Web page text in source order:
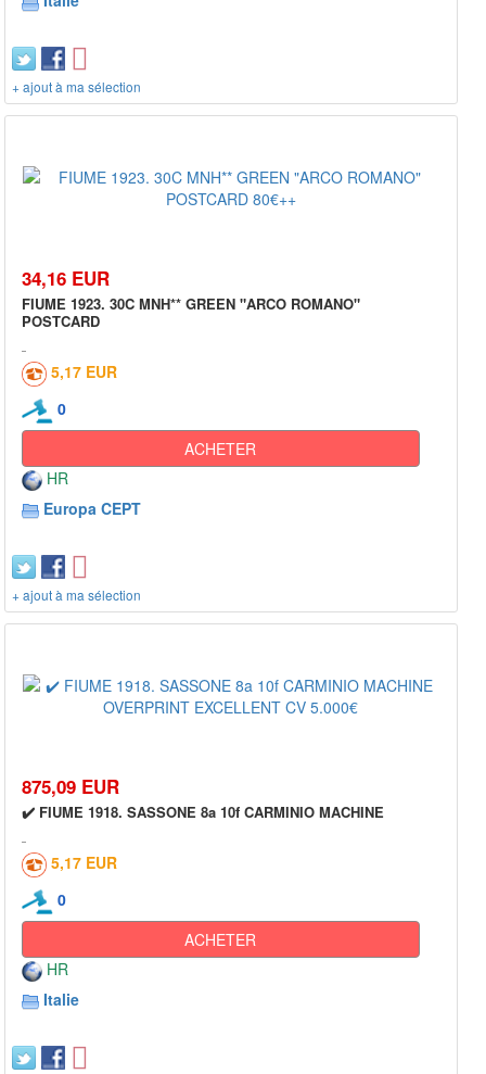
+ ajout à ma sélection
34,16 EUR
FIUME 1923. 30C MNH** GREEN "ARCO ROMANO"
POSTCARD
5,17 EUR
0
ACHETER
HR
Europa CEPT
+ ajout à ma sélection
875,09 EUR
✔️ FIUME 1918. SASSONE 8a 10f CARMINIO MACHINE
5,17 EUR
0
ACHETER
HR
Italie